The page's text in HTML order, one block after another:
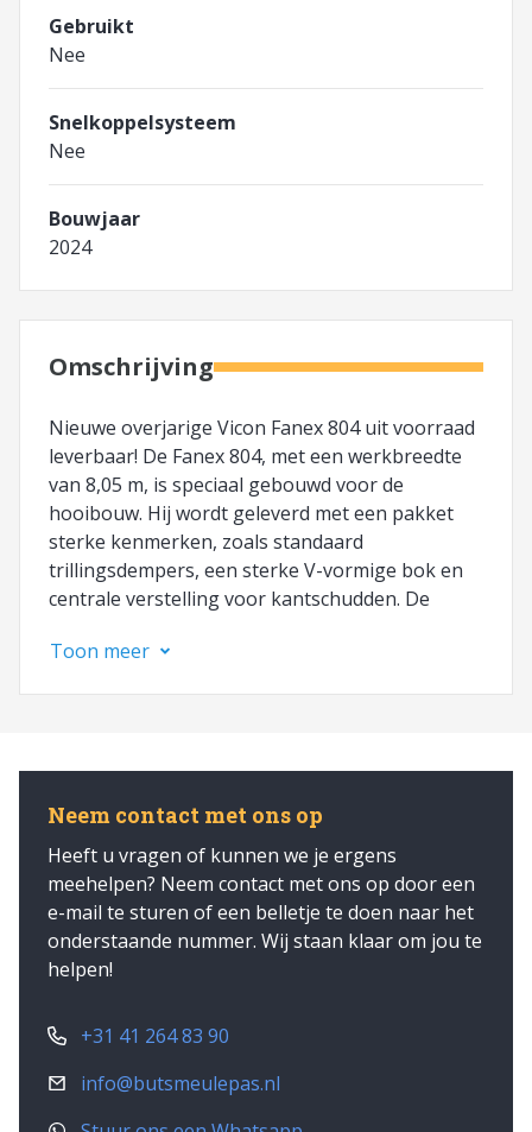
Gebruikt
Nee
Snelkoppelsysteem
Nee
Bouwjaar
2024
Omschrijving
Nieuwe overjarige Vicon Fanex 804 uit voorraad
leverbaar! De Fanex 804, met een werkbreedte
van 8,05 m, is speciaal gebouwd voor de
hooibouw. Hij wordt geleverd met een pakket
sterke kenmerken, zoals standaard
trillingsdempers, een sterke V-vormige bok en
centrale verstelling voor kantschudden. De
van 8,05 m biedt aanzienlijke
Toon meer
Neem contact met ons op
Heeft u vragen of kunnen we je ergens
meehelpen? Neem contact met ons op door een
e-mail te sturen of een belletje te doen naar het
onderstaande nummer. Wij staan klaar om jou te
helpen!
+31 41 264 83 90
info@butsmeulepas.nl